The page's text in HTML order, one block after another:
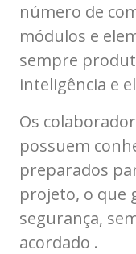
número de
módulos e
sempre
inteligência e
Os
possuem
preparados
projeto, o que
segurança,
acordado .